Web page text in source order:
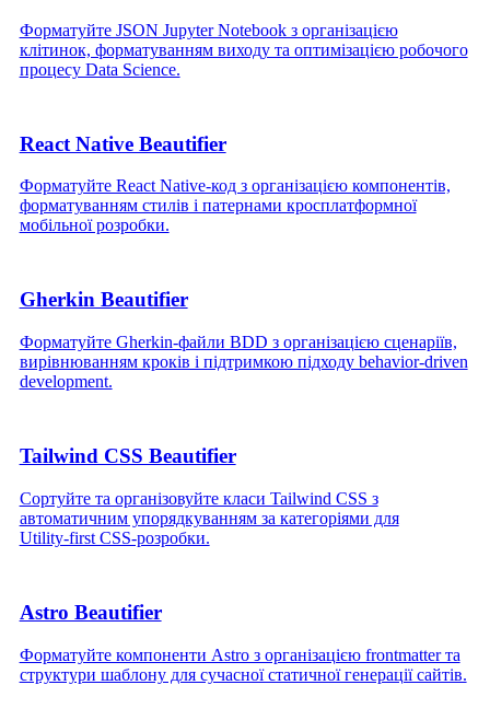
Форматуйте JSON Jupyter Notebook з організацією
клітинок, форматуванням виходу та оптимізацією робочого
процесу Data Science.
React Native Beautifier
Форматуйте React Native‑код з організацією компонентів,
форматуванням стилів і патернами кросплатформної
мобільної розробки.
Gherkin Beautifier
Форматуйте Gherkin‑файли BDD з організацією сценаріїв,
вирівнюванням кроків і підтримкою підходу behavior‑driven
development.
Tailwind CSS Beautifier
Сортуйте та організовуйте класи Tailwind CSS з
автоматичним упорядкуванням за категоріями для
Utility‑first CSS‑розробки.
Astro Beautifier
Форматуйте компоненти Astro з організацією frontmatter та
структури шаблону для сучасної статичної генерації сайтів.